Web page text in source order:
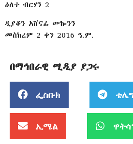
ዕለተ ብርሃን 2
ዲያቆን አሸናፊ መኰንን
መስከረም 2 ቀን 2016 ዓ.ም.
በማኅበራዊ ሚዲያ ያጋሩ
ፌስቡክ
ኢሜል